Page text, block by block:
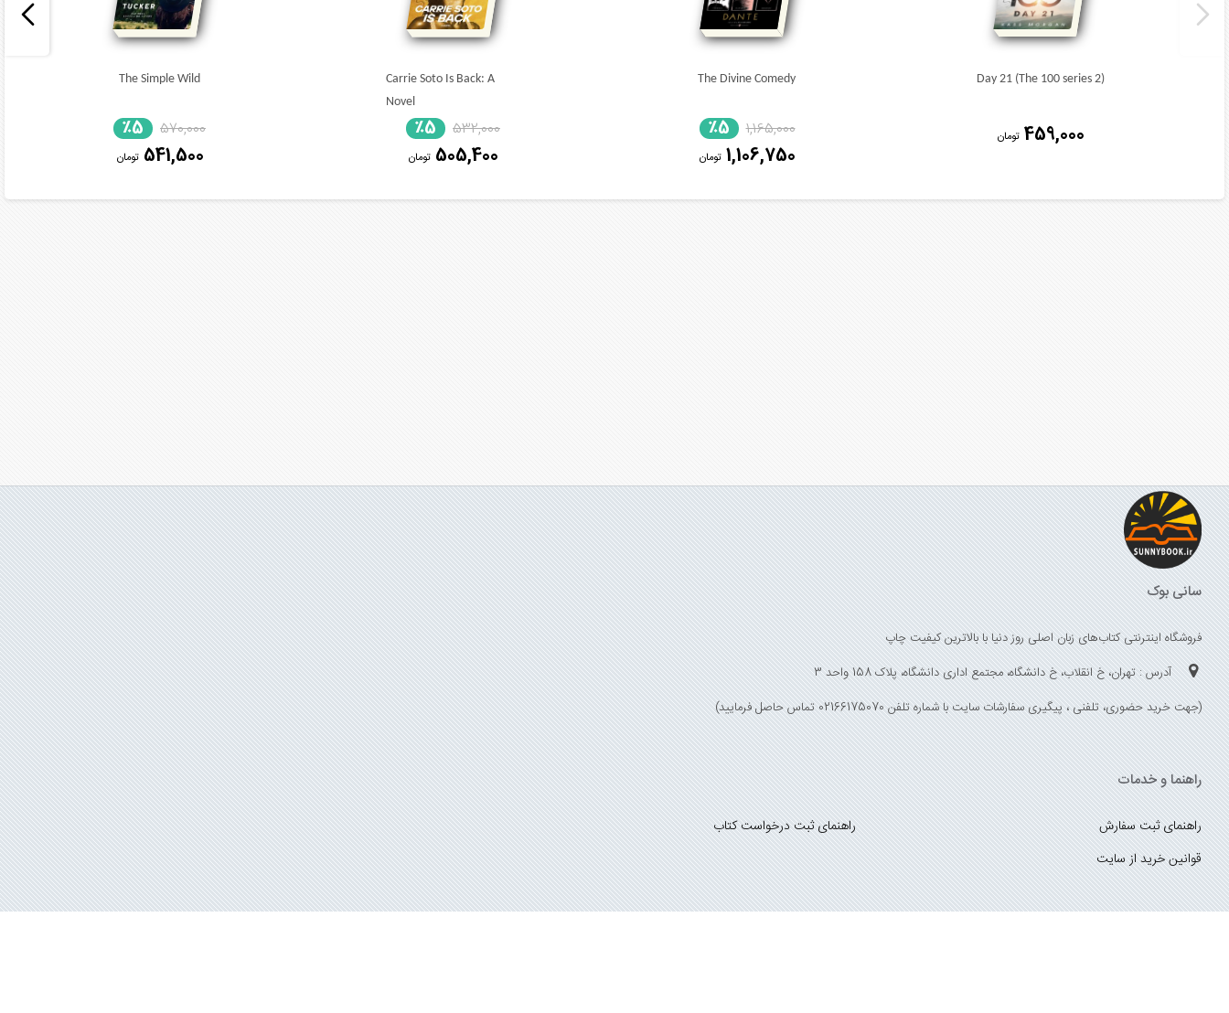
Day 21 (The 100 series 2)
459,000 تومان
The Divine Comedy
1,165,000
٪5
1,106,750 تومان
Carrie Soto Is Back: A
Novel
532,000
٪5
505,400 تومان
The Simple Wild
570,000
٪5
541,500 تومان
سانی بوک
فروشگاه اینترنتی کتاب‌های زبان اصلی روز دنیا با بالاترین کیفیت چاپ
آدرس : تهران، خ انقلاب، خ دانشگاه، مجتمع اداری دانشگاه، پلاک 158 واحد 3
(جهت خرید حضوری، تلفنی ، پیگیری سفارشات سایت با شماره تلفن 02166175070 تماس حاصل فرمایید)
راهنما و خدمات
راهنمای ثبت سفارش
راهنمای ثبت درخواست کتاب
قوانین خرید از سایت
_